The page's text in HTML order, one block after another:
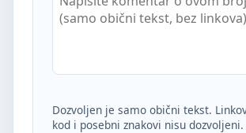
Dozvoljen je samo obični tekst.
kod i posebni znakovi nisu dozvoljeni.